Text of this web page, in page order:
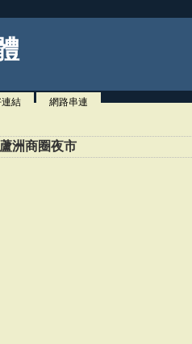
結 網路串連
洲商圈夜市